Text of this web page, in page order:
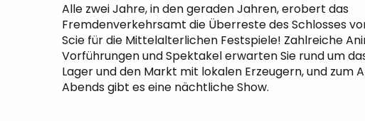
Alle zwei Jahre, in den geraden Jahren, erobert das
Fremdenverkehrsamt die Überreste des Schlosses
Scie für die Mittelalterlichen Festspiele! Zahlreiche
Vorführungen und Spektakel erwarten Sie rund um
Lager und den Markt mit lokalen Erzeugern, und zum
Abends gibt es eine nächtliche Show.